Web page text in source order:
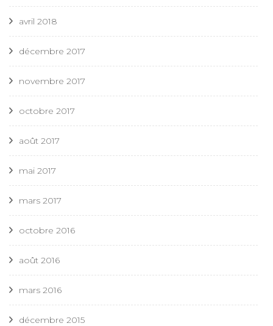
avril 2018
décembre 2017
novembre 2017
octobre 2017
août 2017
mai 2017
mars 2017
octobre 2016
août 2016
mars 2016
décembre 2015